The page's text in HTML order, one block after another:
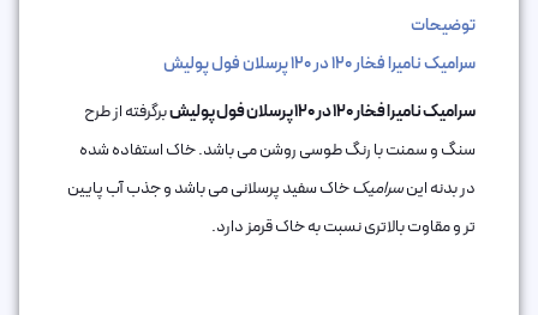
توضیحات
سرامیک نامیرا فخار 120 در 120 پرسلان فول پولیش
سرامیک نامیرا فخار 120 در 120 پرسلان فول پولیش
برگرفته از طرح
سنگ و سمنت با رنگ طوسی روشن می باشد. خاک استفاده شده
در بدنه اینسرامیکخاک سفید پرسلانی می باشد و جذب آب پایین
تر و مقاوت بالاتری نسبت به خاک قرمز دارد.